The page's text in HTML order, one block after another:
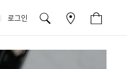
로그인